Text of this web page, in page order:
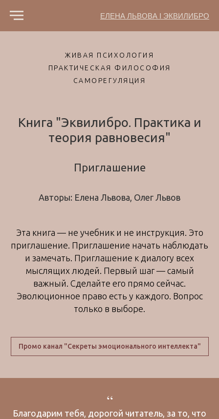
ЕЛЕНА ЛЬВОВА I ЭКВИЛИБРО
ЖИВАЯ ПСИХОЛОГИЯ
ПРАКТИЧЕСКАЯ ФИЛОСОФИЯ
САМОРЕГУЛЯЦИЯ
Книга "Эквилибро. Практика и
теория равновесия"
Приглашение
Авторы: Елена Львова, Олег Львов
Эта книга — не учебник и не инструкция. Это
приглашение. Приглашение начать наблюдать
и замечать. Приглашение к диалогу всех
мыслящих людей. Первый шаг — самый
важный. Сделайте его прямо сейчас.
Эволюционное право есть у каждого. Вопрос
только в выборе.
Промо канал "Секреты эмоционального интеллекта"
“
Благодарим тебя, дорогой читатель, за то, что